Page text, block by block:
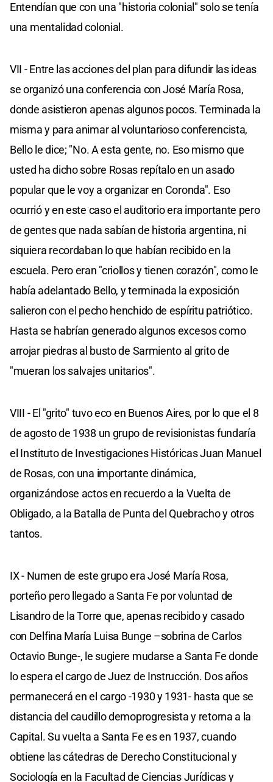
Entendían que con una "historia colonial" solo se tenía
una mentalidad colonial.
VII - Entre las acciones del plan para difundir las ideas
se organizó una conferencia con José María Rosa,
donde asistieron apenas algunos pocos. Terminada la
misma y para animar al voluntarioso conferencista,
Bello le dice; "No. A esta gente, no. Eso mismo que
usted ha dicho sobre Rosas repítalo en un asado
popular que le voy a organizar en Coronda". Eso
ocurrió y en este caso el auditorio era importante pero
de gentes que nada sabían de historia argentina, ni
siquiera recordaban lo que habían recibido en la
escuela. Pero eran "criollos y tienen corazón", como le
había adelantado Bello, y terminada la exposición
salieron con el pecho henchido de espíritu patriótico.
Hasta se habrían generado algunos excesos como
arrojar piedras al busto de Sarmiento al grito de
"mueran los salvajes unitarios".
VIII - El "grito" tuvo eco en Buenos Aires, por lo que el 8
de agosto de 1938 un grupo de revisionistas fundaría
el Instituto de Investigaciones Históricas Juan Manuel
de Rosas, con una importante dinámica,
organizándose actos en recuerdo a la Vuelta de
Obligado, a la Batalla de Punta del Quebracho y otros
tantos.
IX - Numen de este grupo era José María Rosa,
porteño pero llegado a Santa Fe por voluntad de
Lisandro de la Torre que, apenas recibido y casado
con Delfina María Luisa Bunge –sobrina de Carlos
Octavio Bunge-, le sugiere mudarse a Santa Fe donde
lo espera el cargo de Juez de Instrucción. Dos años
permanecerá en el cargo -1930 y 1931- hasta que se
distancia del caudillo demoprogresista y retorna a la
Capital. Su vuelta a Santa Fe es en 1937, cuando
obtiene las cátedras de Derecho Constitucional y
Sociología en la Facultad de Ciencias Jurídicas y